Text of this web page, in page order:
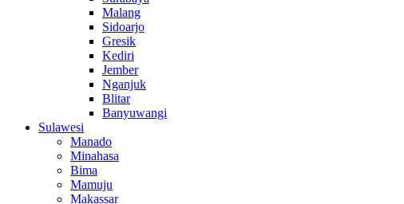
Malang
Sidoarjo
Gresik
Kediri
Jember
Nganjuk
Blitar
Banyuwangi
Sulawesi
Manado
Minahasa
Bima
Mamuju
Makassar